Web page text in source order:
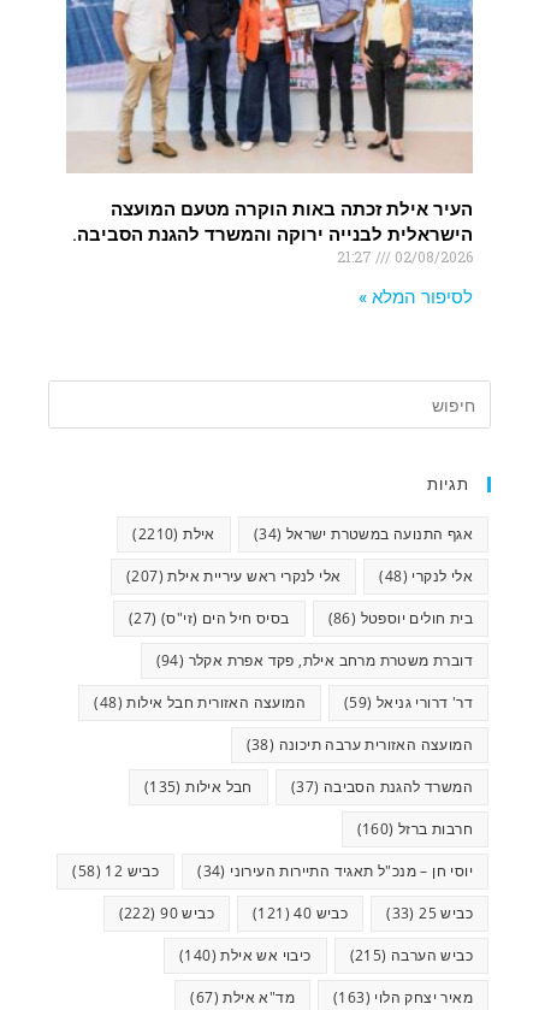
העיר אילת זכתה באות הוקרה מטעם המועצה
הישראלית לבנייה ירוקה והמשרד להגנת הסביבה.
02/08/2026
לסיפור המלא »
תגיות
אגף התנועה במשטרת ישראל (34) אילת(2210)
אלי לנקרי (48) אלי לנקרי ראש עיריית אילת(207)
בית חולים יוספטל (86) בסיס חיל הים (זי"ס) (27)
דוברת משטרת מרחב אילת, פקד אפרת אקלר (94)
דר' דרורי גניאל (59) המועצה האזורית חבל אילות(48)
המועצה האזורית ערבה תיכונה (38)
המשרד להגנת הסביבה (37) חבל אילות(135)
חרבות ברזל (160)
יוסי חן – מנכ"ל תאגיד התיירות העירוני (34) כביש 12 (58)
כביש 25 (33) כביש 40 (121) כביש 90 (222)
כביש הערבה (215) כיבוי אש אילת(140)
מאיר יצחק הלוי (163) מד"א אילת(67)